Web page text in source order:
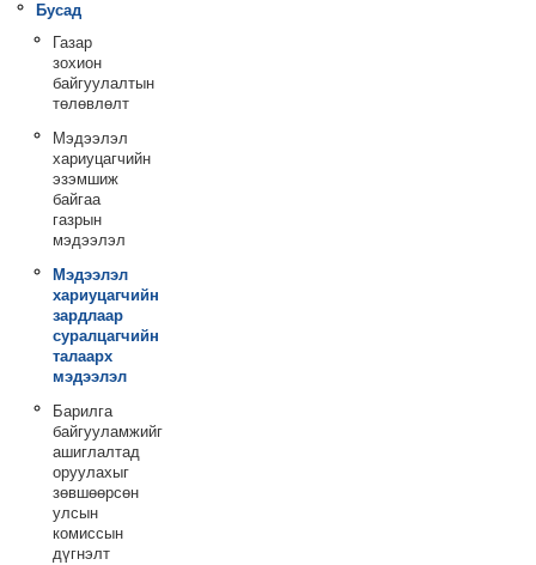
Бусад
Газар
зохион
байгуулалтын
төлөвлөлт
Мэдээлэл
хариуцагчийн
эзэмшиж
байгаа
газрын
мэдээлэл
Мэдээлэл
хариуцагчийн
зардлаар
суралцагчийн
талаарх
мэдээлэл
Барилга
байгууламжийг
ашиглалтад
оруулахыг
зөвшөөрсөн
улсын
комиссын
дүгнэлт